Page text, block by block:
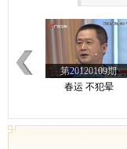
第20120109期
春运 不犯晕